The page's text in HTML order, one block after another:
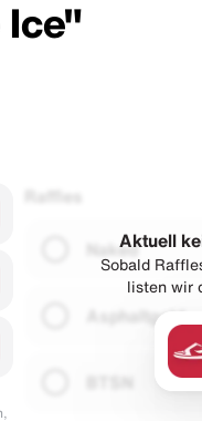
Ice"
Raffles
Naked
Asphaltgold
Aktuell
Sobald
listen wir